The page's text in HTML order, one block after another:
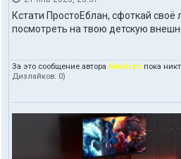
Кстати ПростоЕблан, сфоткай своё
посмотреть на твою детскую
За это сообщение автораAlecArzh пока
Дизлайков: 0)